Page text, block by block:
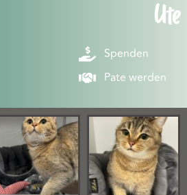
Ute
Spenden
Pate werden